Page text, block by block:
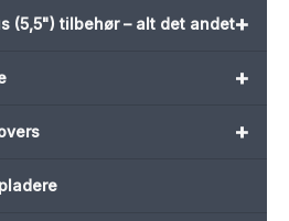
+
(5,5") tilbehør – alt det andet
+
+